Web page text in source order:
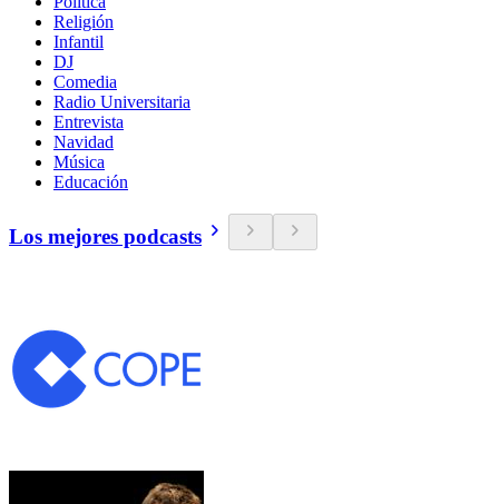
Religión
Infantil
DJ
Comedia
Radio Universitaria
Entrevista
Navidad
Música
Educación
Los mejores podcasts